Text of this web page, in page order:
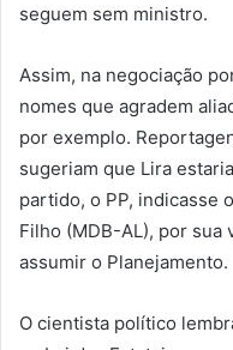
seguem sem ministro.
Assim, na negociação
nomes que agradem
por exemplo.
sugeriam que Lira
partido, o PP, indicasse
Filho (MDB-AL), por sua
assumir o Planejamento.
O cientista político